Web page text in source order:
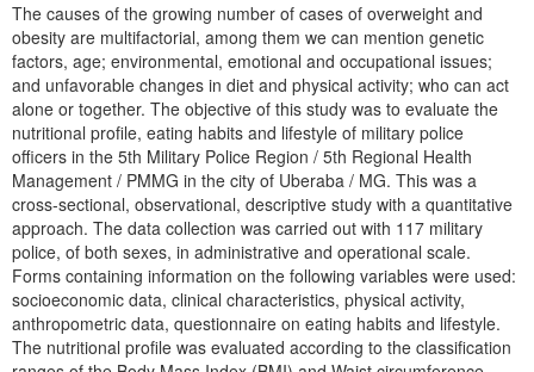
The causes of the growing number of cases of overweight and
obesity are multifactorial, among them we can mention genetic
factors, age; environmental, emotional and occupational issues;
and unfavorable changes in diet and physical activity; who can act
alone or together. The objective of this study was to evaluate the
nutritional profile, eating habits and lifestyle of military police
officers in the 5th Military Police Region / 5th Regional Health
Management / PMMG in the city of Uberaba / MG. This was a
cross-sectional, observational, descriptive study with a quantitative
approach. The data collection was carried out with 117 military
police, of both sexes, in administrative and operational scale.
Forms containing information on the following variables were used:
socioeconomic data, clinical characteristics, physical activity,
anthropometric data, questionnaire on eating habits and lifestyle.
The nutritional profile was evaluated according to the classification